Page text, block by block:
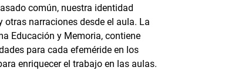
común, nuestra identidad
narraciones desde el aula. La
Educación y Memoria, contiene
para cada efeméride en los
enriquecer el trabajo en las aulas.